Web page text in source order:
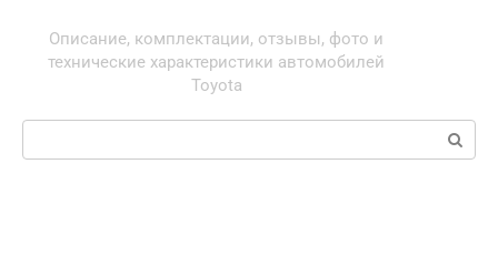
Описание, комплектации, отзывы, фото и
технические характеристики автомобилей
Toyota
Поиск: